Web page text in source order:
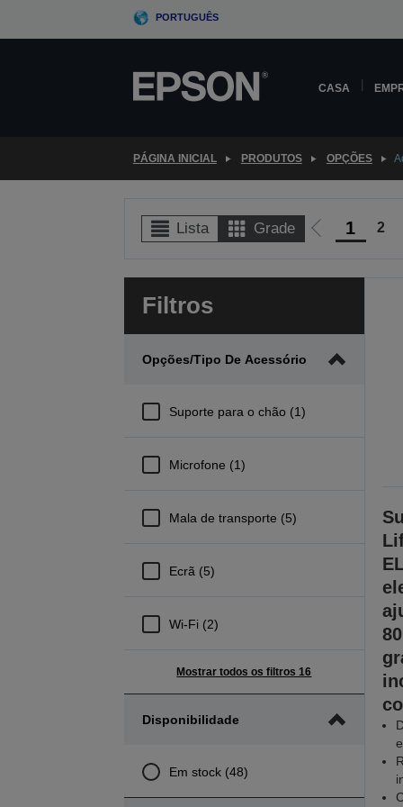
PORTUGUÊS
CASA
PÁGINA INICIAL PRODUTOS OPÇÕES
Lista Grade
Ir
a
1 2
Filtros
Opções/Tipo De Acessório
Suporte para o chão (1)
Microfone (1)
Mala de transporte (5)
Ecrã (5)
Wi-Fi (2)
Mostrar todos os filtros 16
Disponibilidade
Em stock (48)